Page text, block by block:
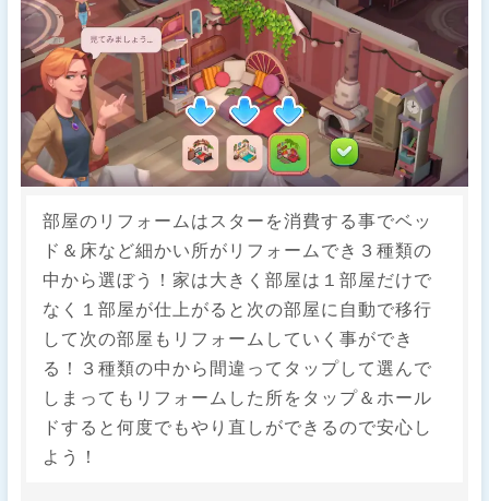
部屋のリフォームはスターを消費する事でベッ
ド＆床など細かい所がリフォームでき３種類の
中から選ぼう！家は大きく部屋は１部屋だけで
なく１部屋が仕上がると次の部屋に自動で移行
して次の部屋もリフォームしていく事ができ
る！３種類の中から間違ってタップして選んで
しまってもリフォームした所をタップ＆ホール
ドすると何度でもやり直しができるので安心し
よう！